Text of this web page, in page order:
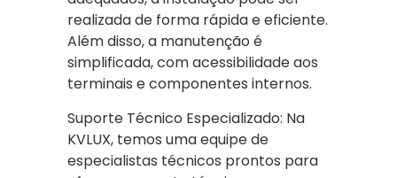
realizada de forma rápida e eficiente.
Além disso, a manutenção é
simplificada, com acessibilidade aos
terminais e componentes internos.
Suporte Técnico Especializado: Na
KVLUX, temos uma equipe de
especialistas técnicos prontos para